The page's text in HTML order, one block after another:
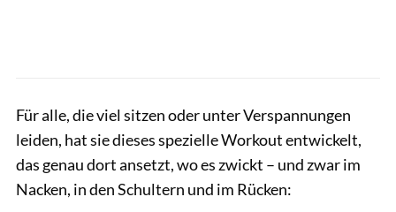
Für alle, die viel sitzen oder unter Verspannungen
leiden, hat sie dieses spezielle Workout entwickelt,
das genau dort ansetzt, wo es zwickt – und zwar im
Nacken, in den Schultern und im Rücken: